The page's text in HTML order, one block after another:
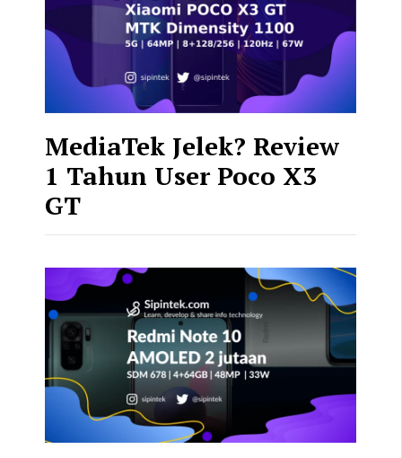
MediaTek Jelek? Review
1 Tahun User Poco X3
GT